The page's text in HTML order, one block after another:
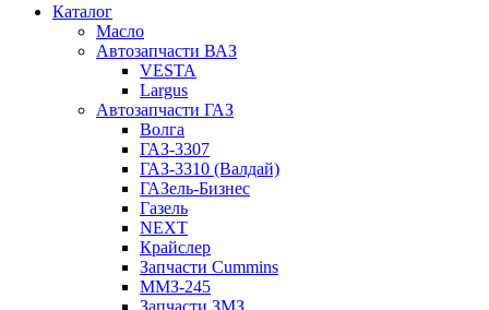
Каталог
Масло
Автозапчасти ВАЗ
VESTA
Largus
Автозапчасти ГАЗ
Волга
ГАЗ-3307
ГАЗ-3310 (Валдай)
ГАЗель-Бизнес
Газель
NEXT
Крайслер
Запчасти Cummins
ММЗ-245
Запчасти ЗМЗ